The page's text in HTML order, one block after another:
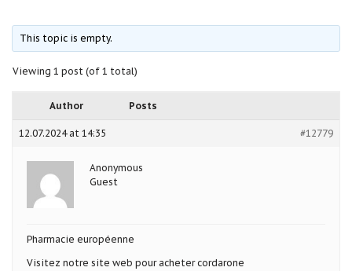
This topic is empty.
Viewing 1 post (of 1 total)
Author Posts
12.07.2024 at 14:35 #12779
Anonymous
Guest
Pharmacie européenne
Visitez notre site web pour acheter cordarone